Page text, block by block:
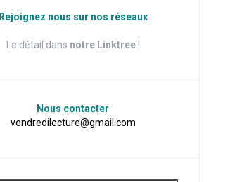
Rejoignez nous sur nos réseaux
Le détail dans notre Linktree!
Nous contacter
vendredilecture@gmail.com